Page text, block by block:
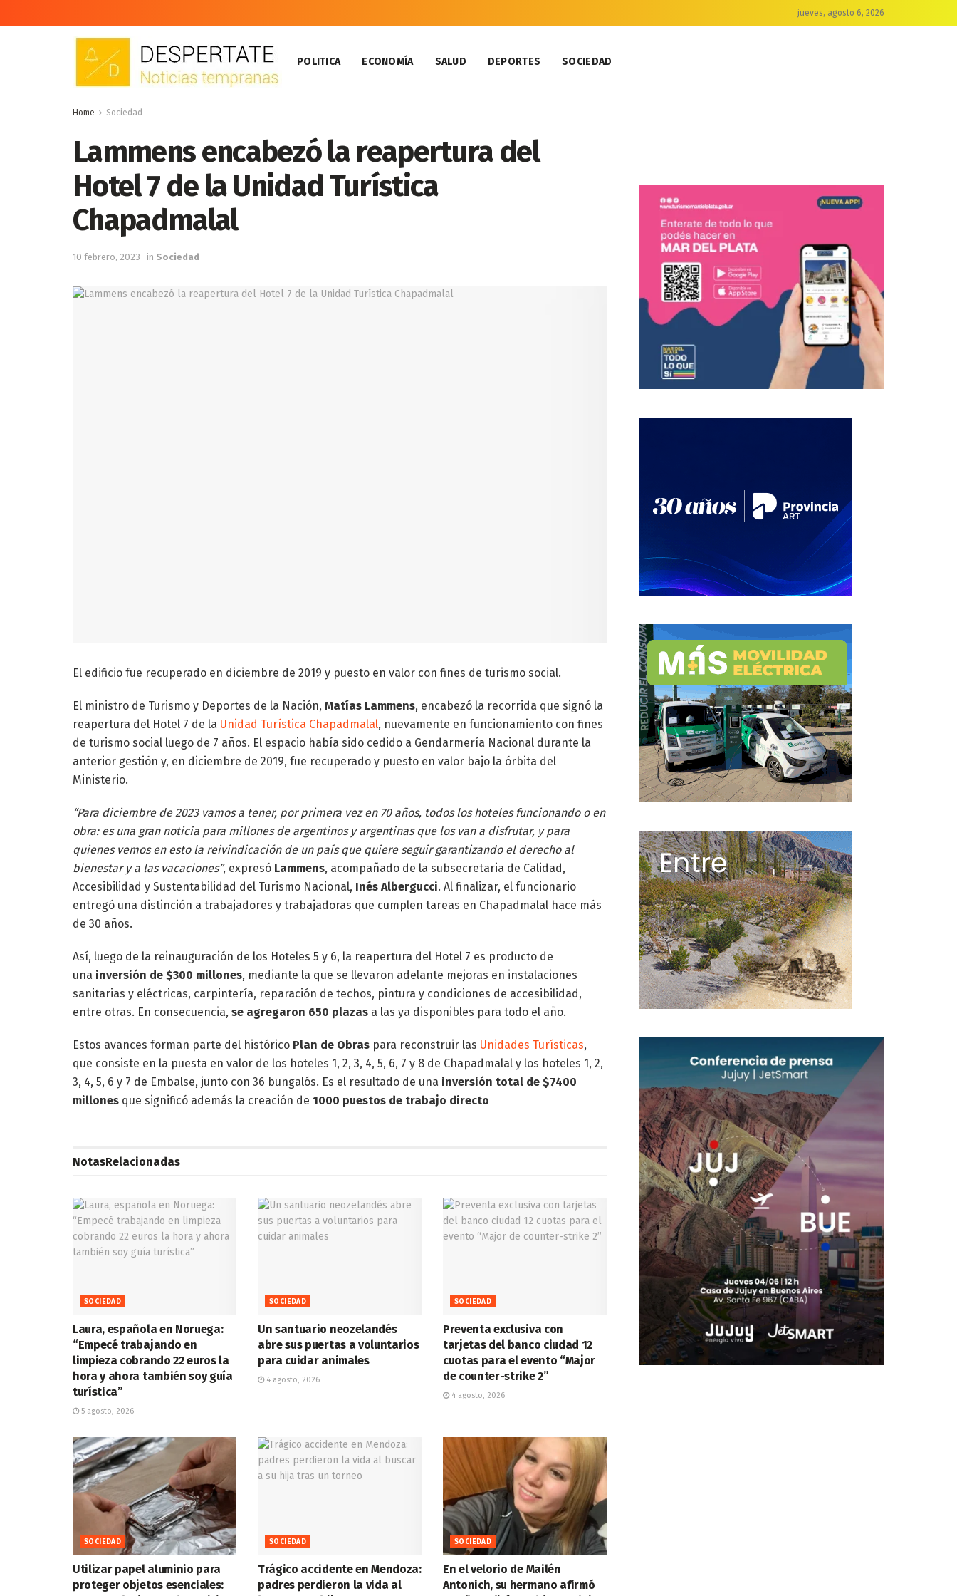
jueves, agosto 6, 2026
POLITICA ECONOMÍA SALUD DEPORTES SOCIEDAD
Home Sociedad
Lammens encabezó la reapertura del
Hotel 7 de la Unidad Turística
Chapadmalal
10 febrero, 2023 in Sociedad
El edificio fue recuperado en diciembre de 2019 y puesto en valor con fines de turismo social.
El ministro de Turismo y Deportes de la Nación, Matías Lammens, encabezó la recorrida que signó la
reapertura del Hotel 7 de la Unidad Turística Chapadmalal, nuevamente en funcionamiento con fines
de turismo social luego de 7 años. El espacio había sido cedido a Gendarmería Nacional durante la
anterior gestión y, en diciembre de 2019, fue recuperado y puesto en valor bajo la órbita del
Ministerio.
“Para diciembre de 2023 vamos a tener, por primera vez en 70 años, todos los hoteles funcionando o en
obra: es una gran noticia para millones de argentinos y argentinas que los van a disfrutar, y para
quienes vemos en esto la reivindicación de un país que quiere seguir garantizando el derecho al
bienestar y a las vacaciones”, expresó Lammens, acompañado de la subsecretaria de Calidad,
Accesibilidad y Sustentabilidad del Turismo Nacional, Inés Albergucci. Al finalizar, el funcionario
entregó una distinción a trabajadores y trabajadoras que cumplen tareas en Chapadmalal hace más
de 30 años.
Así, luego de la reinauguración de los Hoteles 5 y 6, la reapertura del Hotel 7 es producto de
una inversión de $300 millones, mediante la que se llevaron adelante mejoras en instalaciones
sanitarias y eléctricas, carpintería, reparación de techos, pintura y condiciones de accesibilidad,
entre otras. En consecuencia, se agregaron 650 plazas a las ya disponibles para todo el año.
Estos avances forman parte del histórico Plan de Obras para reconstruir las Unidades Turísticas,
que consiste en la puesta en valor de los hoteles 1, 2, 3, 4, 5, 6, 7 y 8 de Chapadmalal y los hoteles 1, 2,
3, 4, 5, 6 y 7 de Embalse, junto con 36 bungalós. Es el resultado de una inversión total de $7400
millones que significó además la creación de 1000 puestos de trabajo directo
NotasRelacionadas
SOCIEDAD
Laura, española en Noruega:
“Empecé trabajando en
limpieza cobrando 22 euros la
hora y ahora también soy guía
turística”
5 agosto, 2026
SOCIEDAD
Un santuario neozelandés
abre sus puertas a voluntarios
para cuidar animales
4 agosto, 2026
SOCIEDAD
Preventa exclusiva con
tarjetas del banco ciudad 12
cuotas para el evento “Major
de counter-strike 2”
4 agosto, 2026
SOCIEDAD
Utilizar papel aluminio para
proteger objetos esenciales:
SOCIEDAD
Trágico accidente en Mendoza:
padres perdieron la vida al
SOCIEDAD
En el velorio de Mailén
Antonich, su hermano afirmó